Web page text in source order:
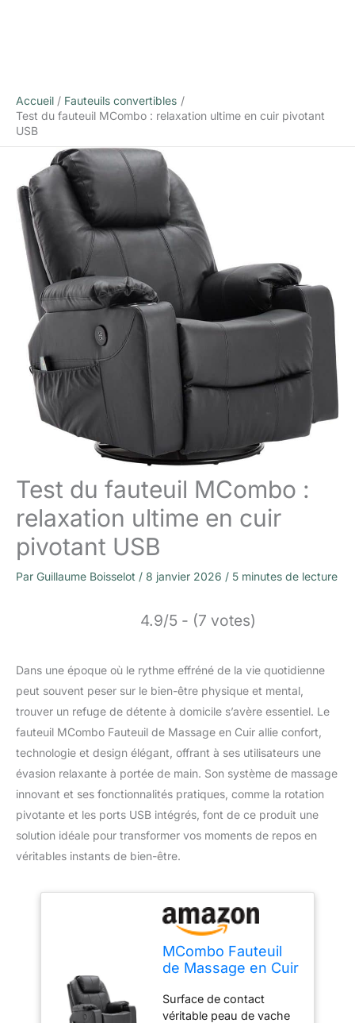
Accueil
Fauteuils convertibles
Test du fauteuil MCombo : relaxation ultime en cuir pivotant
USB
Test du fauteuil MCombo :
relaxation ultime en cuir
pivotant USB
Par Guillaume Boisselot / 8 janvier 2026 / 5 minutes de lecture
4.9/5 - (7 votes)
Dans une époque où le rythme effréné de la vie quotidienne
peut souvent peser sur le bien-être physique et mental,
trouver un refuge de détente à domicile s’avère essentiel. Le
fauteuil MCombo Fauteuil de Massage en Cuir allie confort,
technologie et design élégant, offrant à ses utilisateurs une
évasion relaxante à portée de main. Son système de massage
innovant et ses fonctionnalités pratiques, comme la rotation
pivotante et les ports USB intégrés, font de ce produit une
solution idéale pour transformer vos moments de repos en
véritables instants de bien-être.
MCombo Fauteuil
de Massage en Cuir
Pivotant USB
Surface de contact
véritable peau de vache